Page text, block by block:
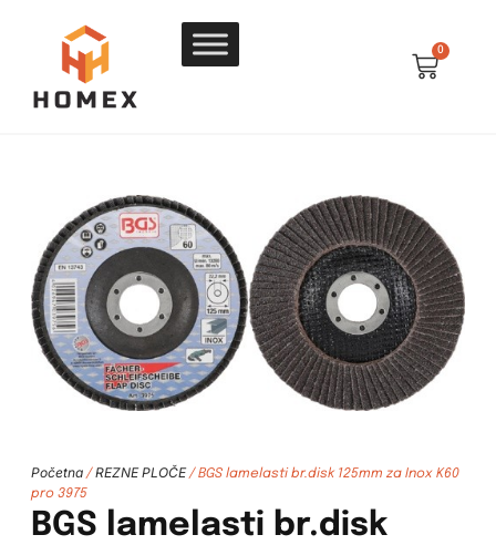
0
Početna/ REZNE PLOČE/ BGS lamelasti br.disk 125mm za Inox K60
pro 3975
BGS lamelasti br.disk